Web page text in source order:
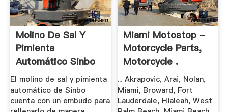
Molino De Sal Y
Pimienta
Automático Sinbo
SHB .
El molino de sal y pimienta
automático de Sinbo
cuenta con un embudo para
Miami Motostop -
Motorcycle Parts,
Motorcycle .
... Akrapovic, Arai, Nolan,
Miami, Broward, Fort
Lauderdale, Hialeah, West